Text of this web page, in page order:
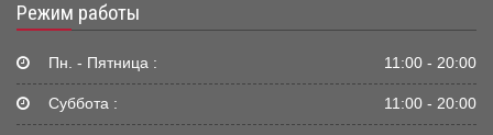
Режим работы
Пн. - Пятница : 11:00 - 20:00
Суббота : 11:00 - 20:00